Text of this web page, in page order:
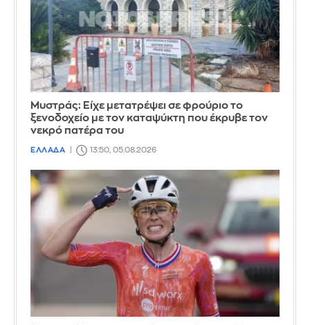
Mυστράς: Είχε μετατρέψει σε φρούριο το
ξενοδοχείο με τον καταψύκτη που έκρυβε τον
νεκρό πατέρα του
ΕΛΛΑΔΑ 13:50, 05.08.2026